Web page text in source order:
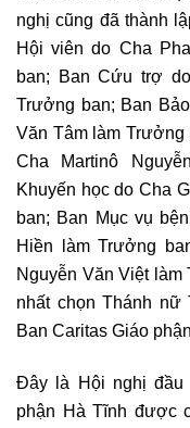
nghị cũng đã thành
Hội viên do Cha
ban; Ban Cứu trợ
Trưởng ban; Ban
Văn Tâm làm
Cha Martinô
Khuyến học do Cha
ban; Ban Mục vụ
Hiền làm Trưởng
Nguyễn Văn Việt
nhất chọn Thánh nữ
Ban Caritas Giáo
Đây là Hội nghị đầu
phận Hà Tĩnh được